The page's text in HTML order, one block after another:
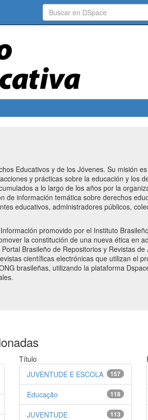
Educativos y de los Jóvenes. Su misión
y prácticas sobre la educación y los
a lo largo de los años por la
información temática sobre derechos
educativos, administradores públicos,
promovido por el Instituto
la constitución de una nueva ética en
Brasileño de Repositorios y Revistas
científicas electrónicas que utilizan el
brasileñas, utilizando la plataforma
Título
157
JUVENTUDE E ESCOLA
118
Educação
113
JUVENTUDE